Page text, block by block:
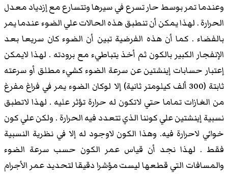
وعندما تمر بوسط حار تسرع في سيرها وتتسارع مع إزدياد معدل
الحرارة . لهذا يمكن أن تنطبق هذه الحالات علي الضوء عندما يمر
بالفضاء . كما أن هذه الفرضية تبين أن الضوء كان سريعا بعد
الإنفجار الكبير بالكون ثم أخذ يتباطيء مع برودته . لهذا لايمكن
إعتبار حسابات إينشتين عن سرعة الضوء كشيء مطلق أو سرعته
ثابتة (300 ألف كيلومتر ثانية) إلا لوكان الضوء يمر في فراغ مفرغ
من الغازات تماما حتي لاتكون له حرارة تؤثر عليه . لهذا لاتطبق
نسبية إينشتين علي كوننا الذي تتعدد فيه الحرارة . ولكن علي كون
خوائي لاحرارة فيه. وهذا الكون لاوجود له إلا في نظرية النسبية
فقط . لهذا نجد أن قياس عمر الكون حسب سرعة الضوء
والمسافات التي قطعها ليست مؤشرا دقيقا لتحديد عمر الأجرام